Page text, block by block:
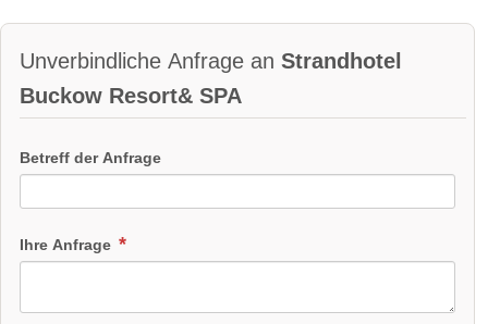
Unverbindliche Anfrage an Strandhotel
Buckow Resort& SPA
Betreff der Anfrage
Ihre Anfrage